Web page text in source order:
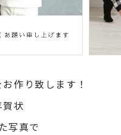
作り致します！
状
写真で